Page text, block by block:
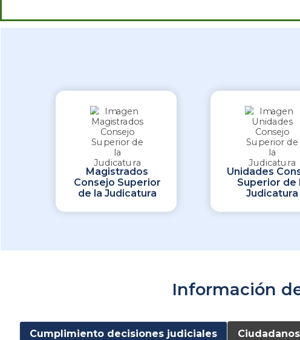
Magistrados
Consejo Superior
de la Judicatura
Unidades
Superior de
Judicatura
Información
Cumplimiento decisiones judiciales Ciudadanos